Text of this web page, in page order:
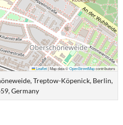
Leaflet|Map data ©OpenStreetMapcontributors
Treptow-Köpenick, Berlin,
Germany